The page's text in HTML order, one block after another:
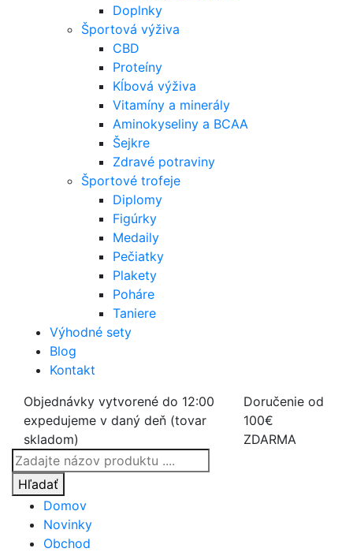
Doplnky
Športová výživa
CBD
Proteíny
Kĺbová výživa
Vitamíny a minerály
Aminokyseliny a BCAA
Šejkre
Zdravé potraviny
Športové trofeje
Diplomy
Figúrky
Medaily
Pečiatky
Plakety
Poháre
Taniere
Výhodné sety
Blog
Kontakt
Objednávky vytvorené do 12:00
expedujeme v daný deň (tovar
skladom)
Doručenie od
100€
ZDARMA
Products
search
Hľadať
Domov
Novinky
Obchod